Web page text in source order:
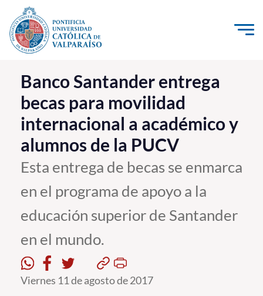
Click acá para ir directamente al contenido
La Universidad
Investigación, Creación e Innovación
PUCV Internacional
Vinculación con el Medio
Admisión
Pregrado
Postgrado
Formación Continua
Banco Santander entrega
becas para movilidad
internacional a académico y
alumnos de la PUCV
Esta entrega de becas se enmarca
en el programa de apoyo a la
educación superior de Santander
en el mundo.
Viernes 11 de agosto de 2017